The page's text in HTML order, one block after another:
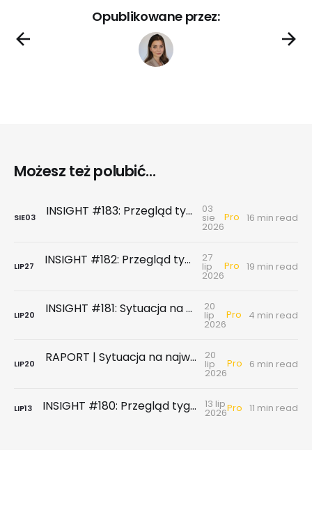
Opublikowane przez:
Możesz też polubić...
SIE03 INSIGHT #183: Przegląd tygodniowy | Najnowsze dane GUS … czyli sezon wakacyjny z wiatrem w żagle 03
sie
2026
Pro 16 min read
LIP27 INSIGHT #182: Przegląd tygodniowy | Rynek biurowy - powierzchni biurowych nie brakuje, chyba że tych w najnowszym standardzie 27
lip
2026
Pro 19 min read
LIP20 INSIGHT #181: Sytuacja na największych rynkach mieszkaniowych po II kwartale 2026 20
lip
2026
Pro 4 min read
LIP20 RAPORT | Sytuacja na największych rynkach mieszkaniowych po II kwartale 2026 20
lip
2026
Pro 6 min read
LIP13 INSIGHT #180: Przegląd tygodniowy | Badanie ankietowe NBP - rynek wtórny & najem 13 lip
2026Pro 11 min read